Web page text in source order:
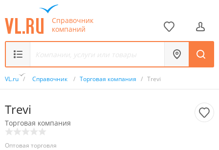
Справочник
компаний
VL.ru / Справочник / Торговая компания / Trevi
Trevi
Торговая компания
Оптовая торговля